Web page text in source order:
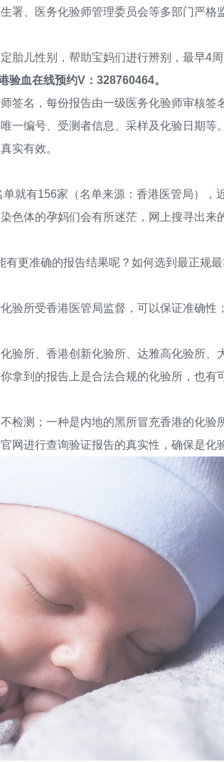
署、医务化验师管理委员会等多部门严格
儿性别，帮助宝妈们进行辨别，最早4
验血在线预约V：328760464。
名，每份报告由一级医务化验师审核签
一编号、受测者信息、采样及化验日期等
实有效。
有156家（名单来源：香港医管局），
色体的孕妈们会有所迷茫，网上搜寻出来
更准确的报告结果呢？如何选到最正规
所受香港医管局监督，可以保证准确性
所、香港创新化验所、达雅高化验所、
拿到的报告上是合法合规的化验所，也有
测；一种是内地的黑所冒充香港的化验
网进行查询验证报告的真实性，确保是化